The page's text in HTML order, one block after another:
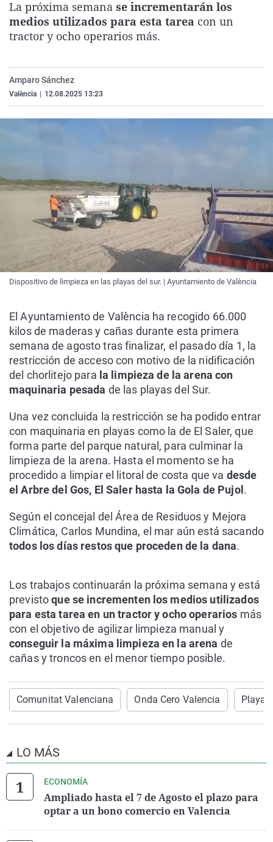
La rosa de los vientos
Caso
Extremadura
Virales
La próxima semana se incrementarán los
medios utilizados para esta tarea con un
tractor y ocho operarios más.
Amparo Sánchez
València 12.08.2025 13:23
Dispositivo de limpieza en las playas del sur. | Ayuntamiento de València
El Ayuntamiento de València ha recogido 66.000
kilos de maderas y cañas durante esta primera
semana de agosto tras finalizar, el pasado día 1, la
restricción de acceso con motivo de la nidificación
del chorlitejo para la limpieza de la arena con
maquinaria pesada de las playas del Sur.
Una vez concluida la restricción se ha podido entrar
con maquinaria en playas como la de El Saler, que
forma parte del parque natural, para culminar la
limpieza de la arena. Hasta el momento se ha
procedido a limpiar el litoral de costa que va desde
el Arbre del Gos, El Saler hasta la Gola de Pujol .
Según el concejal del Área de Residuos y Mejora
Climática, Carlos Mundina, el mar aún está sacando
todos los días restos que proceden de la dana.
Los trabajos continuarán la próxima semana y está
previstoque se incrementen los medios utilizados
para esta tarea en un tractor y ocho operarios más
con el objetivo de agilizar limpieza manual y
conseguir la máxima limpieza en la arena de
cañas y troncos en el menor tiempo posible.
Comunitat Valenciana Onda Cero Valencia Playas
LO MÁS
ECONOMÍA
Ampliado hasta el 7 de Agosto el plazo para
optar a un bono comercio en Valencia